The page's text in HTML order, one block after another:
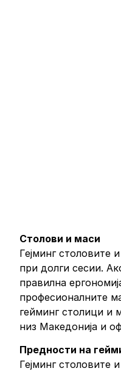
Столови и маси
Гејминг столовите
при долги сесии.
правилна
професионалните
гейминг столици и
низ Македонија и
Предности на
Гејминг столовите